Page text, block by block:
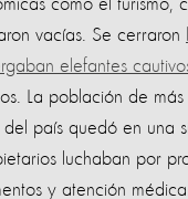
vacías. Se cerraron
elefantes
La población de
del país quedó en una
luchaban por
y atención médica.